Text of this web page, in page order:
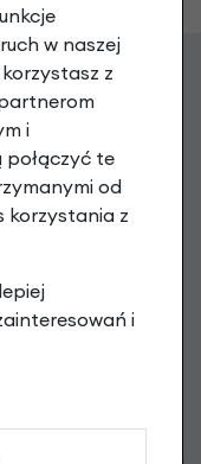
Kod na zakup
i promocjach
(50-028 Wrocław,
w naszej
z
i
te
od
korzystania z
i